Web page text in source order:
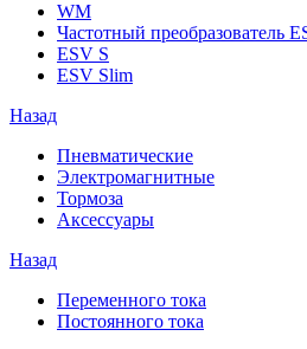
WM
Частотный преобразователь
ESV S
ESV Slim
Назад
Пневматические
Электромагнитные
Тормоза
Аксессуары
Назад
Переменного тока
Постоянного тока